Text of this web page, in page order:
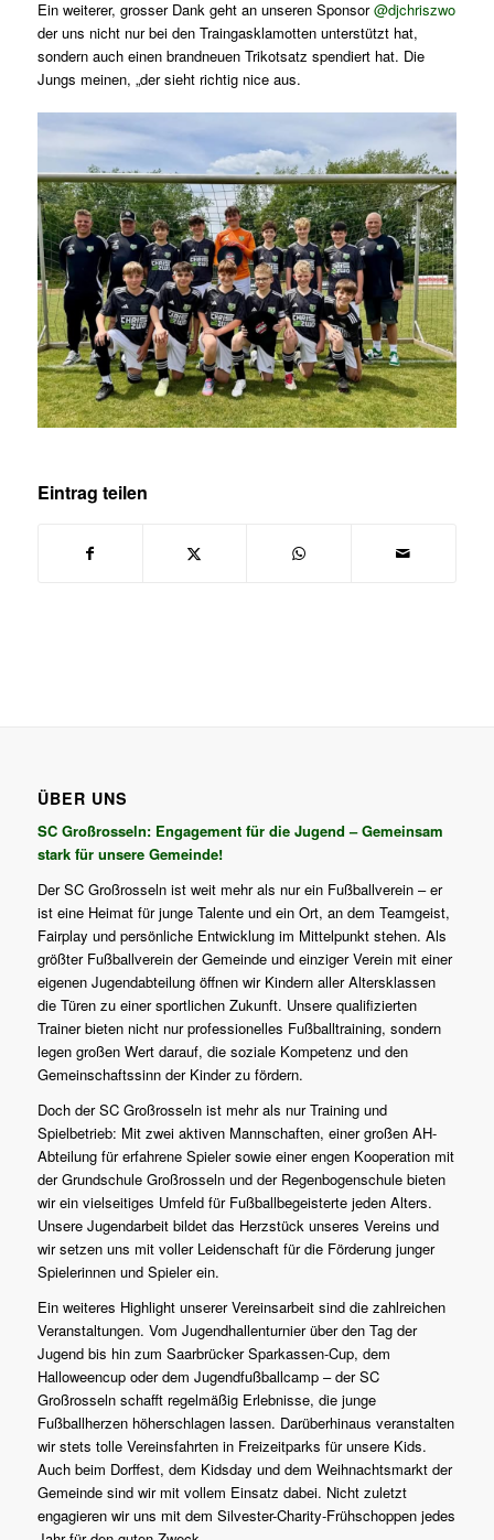
Ein weiterer, grosser Dank geht an unseren Sponsor@djchriszwo
der uns nicht nur bei den Traingasklamotten unterstützt hat,
sondern auch einen brandneuen Trikotsatz spendiert hat. Die
Jungs meinen, „der sieht richtig nice aus.
Eintrag teilen
ÜBER UNS
SC Großrosseln: Engagement für die Jugend – Gemeinsam
stark für unsere Gemeinde!
Der SC Großrosseln ist weit mehr als nur ein Fußballverein – er
ist eine Heimat für junge Talente und ein Ort, an dem Teamgeist,
Fairplay und persönliche Entwicklung im Mittelpunkt stehen. Als
größter Fußballverein der Gemeinde und einziger Verein mit einer
eigenen Jugendabteilung öffnen wir Kindern aller Altersklassen
die Türen zu einer sportlichen Zukunft. Unsere qualifizierten
Trainer bieten nicht nur professionelles Fußballtraining, sondern
legen großen Wert darauf, die soziale Kompetenz und den
Gemeinschaftssinn der Kinder zu fördern.
Doch der SC Großrosseln ist mehr als nur Training und
Spielbetrieb: Mit zwei aktiven Mannschaften, einer großen AH-
Abteilung für erfahrene Spieler sowie einer engen Kooperation mit
der Grundschule Großrosseln und der Regenbogenschule bieten
wir ein vielseitiges Umfeld für Fußballbegeisterte jeden Alters.
Unsere Jugendarbeit bildet das Herzstück unseres Vereins und
wir setzen uns mit voller Leidenschaft für die Förderung junger
Spielerinnen und Spieler ein.
Ein weiteres Highlight unserer Vereinsarbeit sind die zahlreichen
Veranstaltungen. Vom Jugendhallenturnier über den Tag der
Jugend bis hin zum Saarbrücker Sparkassen-Cup, dem
Halloweencup oder dem Jugendfußballcamp – der SC
Großrosseln schafft regelmäßig Erlebnisse, die junge
Fußballherzen höherschlagen lassen. Darüberhinaus veranstalten
wir stets tolle Vereinsfahrten in Freizeitparks für unsere Kids.
Auch beim Dorffest, dem Kidsday und dem Weihnachtsmarkt der
Gemeinde sind wir mit vollem Einsatz dabei. Nicht zuletzt
engagieren wir uns mit dem Silvester-Charity-Frühschoppen jedes